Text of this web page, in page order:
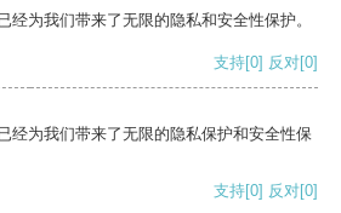
经为我们带来了无限的隐私和安全性保护。
支持[0] 反对[0]
经为我们带来了无限的隐私保护和安全性保
支持[0] 反对[0]